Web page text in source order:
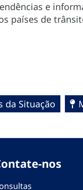
e
países de
da Situação
nos